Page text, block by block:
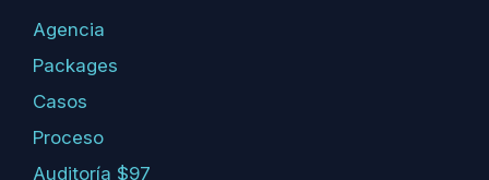
Agencia
Packages
Casos
Proceso
Auditoría $97